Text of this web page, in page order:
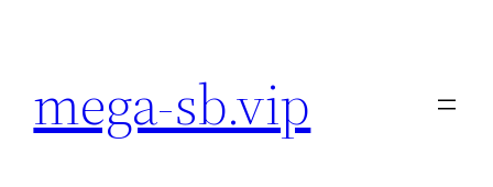
conteúdo
mega-sb.vip